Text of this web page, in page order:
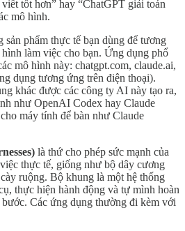
tốt hơn” hay “ChatGPT giải toán
mô hình.
sản phẩm thực tế bạn dùng để tương
làm việc cho bạn. Ứng dụng phổ
mô hình này: chatgpt.com, claude.ai,
dụng tương ứng trên điện thoại).
khác được các công ty AI này tạo ra,
như OpenAI Codex hay Claude
máy tính để bàn như Claude
là thứ cho phép sức mạnh của
thực tế, giống như bộ dây cương
ruộng. Bộ khung là một hệ thống
thực hiện hành động và tự mình hoàn
Các ứng dụng thường đi kèm với